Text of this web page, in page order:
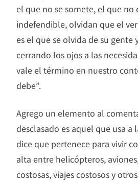
el que no se somete, el que no
indefendible, olvidan que el
es el que se olvida de su gente
cerrando los ojos a las
vale el término en nuestro
debe”.
Agrego un elemento al
desclasado es aquel que usa a
dice que pertenece para vivir
alta entre helicópteros,
costosas, viajes costosos y